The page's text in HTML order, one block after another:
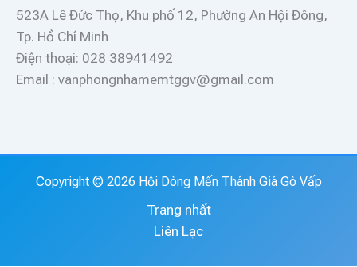
523A Lê Đức Thọ, Khu phố 12, Phường An Hội Đông,
Tp. Hồ Chí Minh
Điện thoại: 028 38941492
Email : vanphongnhamemtggv@gmail.com
Copyright © 2026 Hội Dòng Mến Thánh Giá Gò Vấp
Trang nhất
Liên Lạc